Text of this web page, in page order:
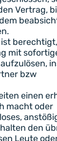
Vertrag,
mit
bzw
einen
macht oder
den
Leute